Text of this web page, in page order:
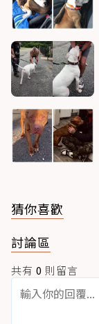
猜你喜歡
討論區
共有 0 則留言